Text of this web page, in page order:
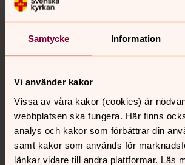
Samtycke Information
Vi använder kakor
Vissa av våra kakor (cookies) är
webbplatsen ska fungera. Här finns
analys och kakor som förbättrar din
samt kakor som används för
länkar vidare till andra plattformar. Läs
Kalender
Hitta snabbt
Sociala kanaler